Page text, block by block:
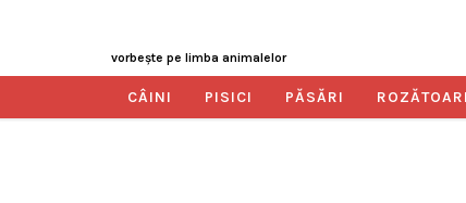
vorbeşte pe limba animalelor
CÂINI PISICI PĂSĂRI